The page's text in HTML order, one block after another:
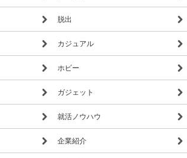
脱出
カジュアル
ホビー
ガジェット
就活ノウハウ
企業紹介